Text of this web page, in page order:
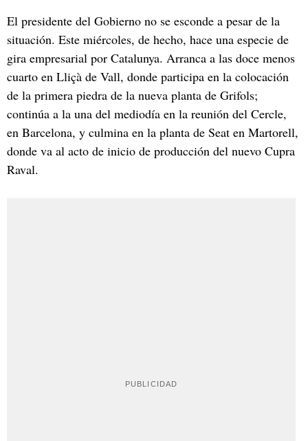
El presidente del Gobierno no se esconde a pesar de la
situación. Este miércoles, de hecho, hace una especie de
gira empresarial por Catalunya. Arranca a las doce menos
cuarto en Lliçà de Vall, donde participa en la colocación
de la primera piedra de la nueva planta de Grifols;
continúa a la una del mediodía en la reunión del Cercle,
en Barcelona, y culmina en la planta de Seat en Martorell,
donde va al acto de inicio de producción del nuevo Cupra
Raval.